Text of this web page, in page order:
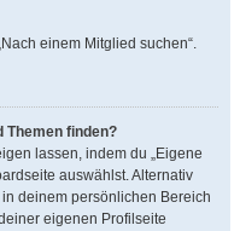
einem Mitglied suchen“.
Themen finden?
lassen, indem du „Eigene
auswählst. Alternativ
deinem persönlichen Bereich
eigenen Profilseite